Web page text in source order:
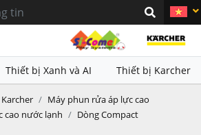
Thiết bị Xanh và AI Thiết bị Karcher
thiết bị làm sạch Karcher nhằm
mang lại hiệu quả vệ sinh vượt
trội
thiết bị làm sạch Karcher nhằm
mang lại hiệu quả vệ sinh vượt
trội
Máy phun rửa áp lực cao
cao nước lạnh
Dòng Compact